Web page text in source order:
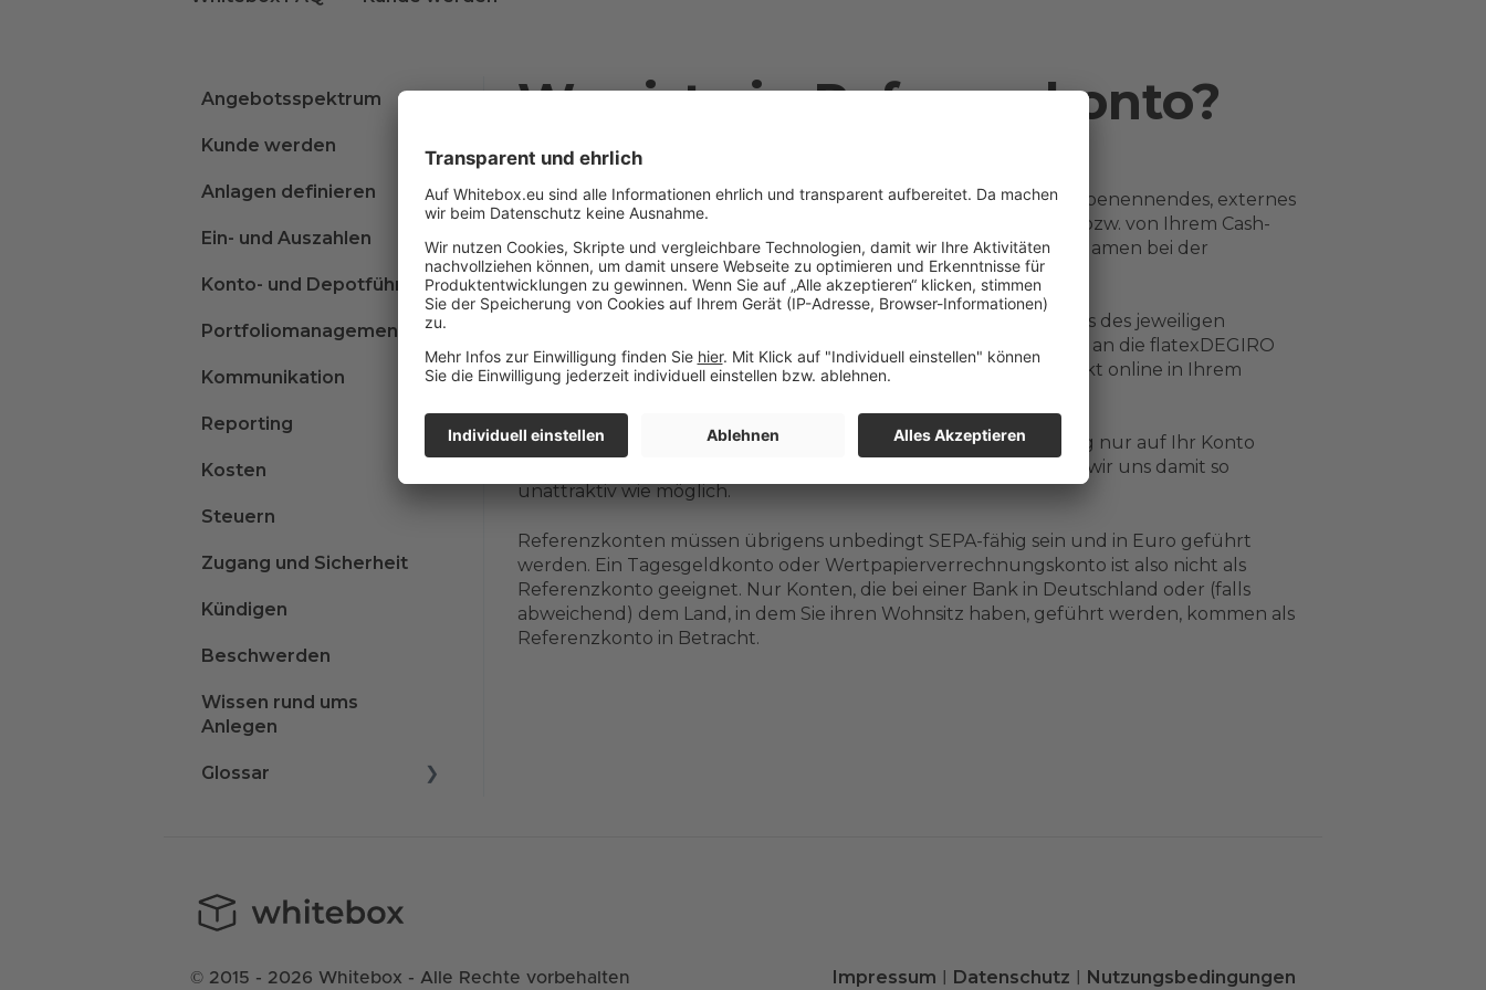
Was ist ein Referenzkonto?
Ein Referenzkonto ist ein von Ihnen bei der Kontoeröffnung zu benennendes, externes
Cash-Konto, über das sämtliche Ein- und Auszahlungen auf Ihr bzw. von Ihrem Cash-
Konto erfolgen, das wir im Rahmen unseres Angebots in Ihrem Namen bei der
flatexDEGIRO Bank AG eröffnet haben.
Das Referenzkonto muss zwingend auf den Namen des Inhabers des jeweiligen
Whitebox-Accounts lauten und ist nur mit schriftlichem Auftrag an die flatexDEGIRO
Bank AG abzuändern. Das dafür nötige Formular finden Sie direkt online in Ihrem
So ist sichergestellt, dass Gelder aus Ihrer Vermögensverwaltung nur auf Ihr Konto
transferiert werden können - auch für Hacker-Angriffe machen wir uns damit so
unattraktiv wie möglich.
Referenzkonten müssen übrigens unbedingt SEPA-fähig sein und in Euro geführt
werden. Ein Tagesgeldkonto oder Wertpapierverrechnungskonto ist also nicht als
Referenzkonto geeignet. Nur Konten, die bei einer Bank in Deutschland oder (falls
abweichend) dem Land, in dem Sie ihren Wohnsitz haben, geführt werden, kommen als
Referenzkonto in Betracht.
Angebotsspektrum
Kunde werden
Anlagen definieren
Ein- und Auszahlen
Konto- und Depotführung
Portfoliomanagement
Kommunikation
Reporting
Kosten
Steuern
Zugang und Sicherheit
Kündigen
Beschwerden
Wissen rund ums
Anlegen
Glossar
C
© 2015 - 2026 Whitebox - Alle Rechte vorbehalten Impressum Datenschutz Nutzungsbedingungen